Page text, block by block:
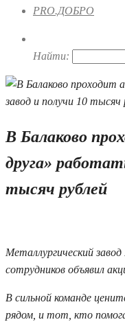
PRO.ДОБРО
Найти:
В Балаково
друга»
тысяч рублей
Металлургический завод
сотрудников объявил
В сильной команде
рядом, и тот, кто